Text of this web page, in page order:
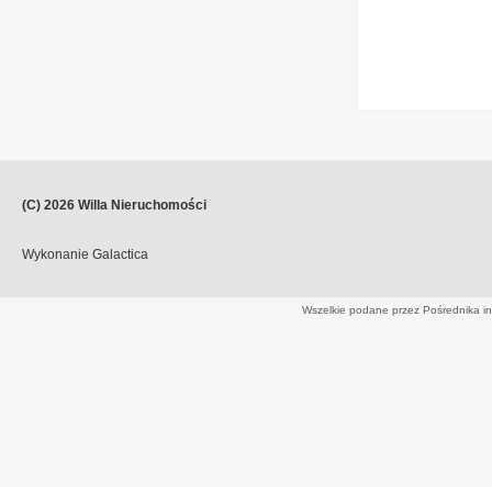
(C) 2026 Willa Nieruchomości
Wykonanie Galactica
Wszelkie podane przez Pośrednika